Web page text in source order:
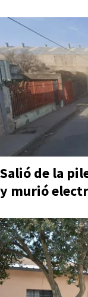
Salió de la
y murió